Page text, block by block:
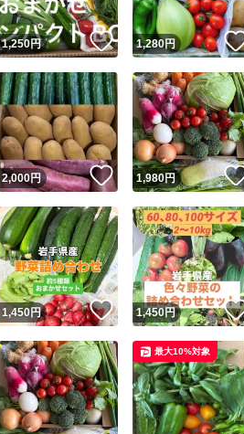
1,250円 いいね！
1,280円
2,000円 いいね！
1,980円
1,450円 いいね！
1,450円
最大10%対象